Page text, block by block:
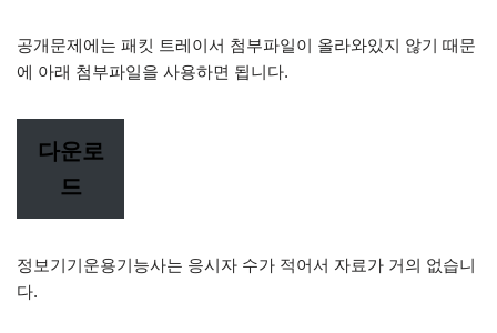
공개문제에는 패킷 트레이서 첨부파일이 올라와있지 않기 때문
에 아래 첨부파일을 사용하면 됩니다.
다운로
드
정보기기운용기능사는 응시자 수가 적어서 자료가 거의 없습니
다.